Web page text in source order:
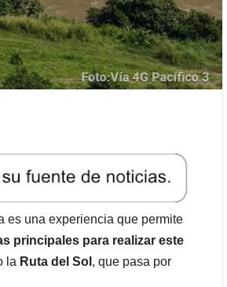
es una experiencia que permite
principales para realizar este
la Ruta del Sol , que pasa por